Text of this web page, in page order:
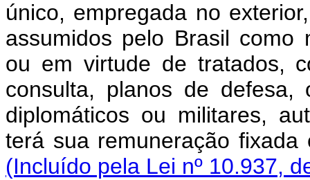
único, empregada no
assumidos pelo Brasil como
ou em virtude de tratados,
consulta, planos de defesa,
diplomáticos ou militares,
terá sua remuneração
(Incluído pela Lei nº 10.937,